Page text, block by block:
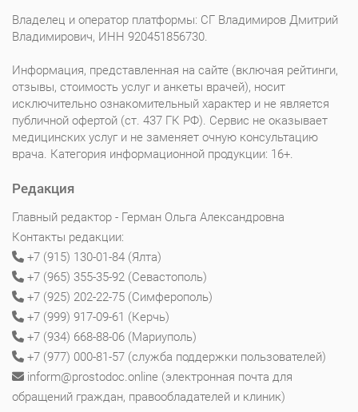
Владелец и оператор платформы: СГ Владимиров Дмитрий
Владимирович, ИНН 920451856730.
Информация, представленная на сайте (включая рейтинги,
отзывы, стоимость услуг и анкеты врачей), носит
исключительно ознакомительный характер и не является
публичной офертой (ст. 437 ГК РФ). Сервис не оказывает
медицинских услуг и не заменяет очную консультацию
врача. Категория информационной продукции: 16+.
Редакция
Главный редактор - Герман Ольга Александровна
Контакты редакции:
+7 (915) 130-01-84 (Ялта)
+7 (965) 355-35-92 (Севастополь)
+7 (925) 202-22-75 (Симферополь)
+7 (999) 917-09-61 (Керчь)
+7 (934) 668-88-06 (Мариуполь)
+7 (977) 000-81-57 (служба поддержки пользователей)
inform@prostodoc.online (электронная почта для
обращений граждан, правообладателей и клиник)